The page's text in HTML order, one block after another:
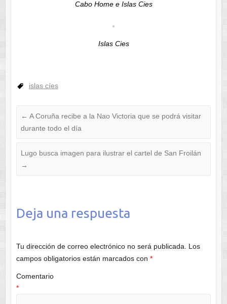
Cabo Home e Islas Cies
Islas Cies
islas cíes
← A Coruña recibe a la Nao Victoria que se podrá visitar
durante todo el día
Lugo busca imagen para ilustrar el cartel de San Froilán
→
Deja una respuesta
Tu dirección de correo electrónico no será publicada.
Los
campos obligatorios están marcados con *
Comentario
*